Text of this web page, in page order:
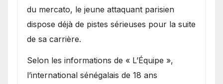
du mercato, le jeune attaquant parisien
dispose déjà de pistes sérieuses pour la suite
de sa carrière.
Selon les informations de « L’Équipe »,
l’international sénégalais de 18 ans